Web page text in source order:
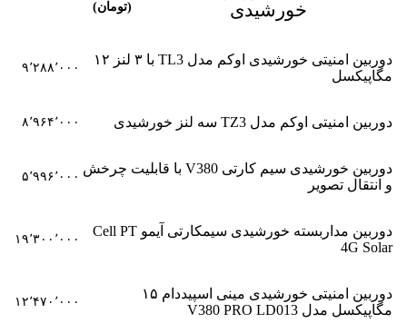
خورشیدی (تومان)
دوربین امنیتی خورشیدی اوکم مدل TL3 با ۳ لنز ۱۲
مگاپیکسل
۹٬۲۸۸٬۰۰۰
دوربین امنیتی اوکم مدل TZ3 سه لنز خورشیدی ۸٬۹۶۴٬۰۰۰
دوربین خورشیدی سیم کارتی V380 با قابلیت چرخش
و انتقال تصویر
۵٬۹۹۶٬۰۰۰
دوربین مداربسته خورشیدی سیمکارتی آیمو Cell PT
4G Solar
۱۹٬۳۰۰٬۰۰۰
دوربین امنیتی خورشیدی مینی اسپیددام ۱۵
مگاپیکسل مدل V380 PRO LD013
۱۲٬۴۷۰٬۰۰۰